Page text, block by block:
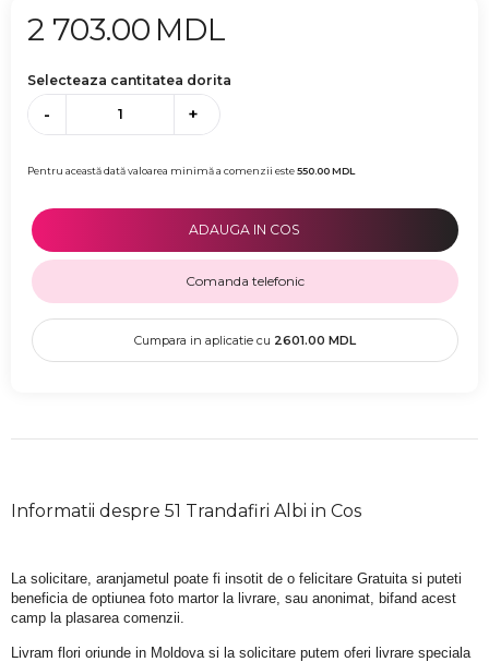
2 703.00 MDL
Selecteaza cantitatea dorita
- +
Pentru această dată valoarea minimă a comenzii este550.00MDL
ADAUGA IN COS
Comanda telefonic
Cumpara in aplicatie cu 2601.00 MDL
Informatii despre 51 Trandafiri Albi in Cos
La solicitare, aranjametul poate fi insotit de o felicitare Gratuita si puteti
beneficia de optiunea foto martor la livrare, sau anonimat, bifand acest
camp la plasarea comenzii.
Livram flori oriunde in Moldova si la solicitare putem oferi livrare speciala